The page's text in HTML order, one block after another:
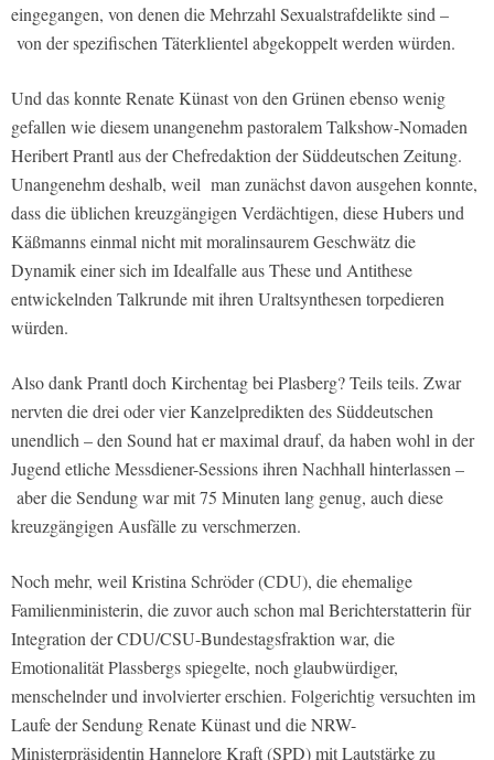
eingegangen, von denen die Mehrzahl Sexualstrafdelikte sind –
von der spezifischen Täterklientel abgekoppelt werden würden.
Und das konnte Renate Künast von den Grünen ebenso wenig
gefallen wie diesem unangenehm pastoralem Talkshow-Nomaden
Heribert Prantl aus der Chefredaktion der Süddeutschen Zeitung.
Unangenehm deshalb, weil man zunächst davon ausgehen konnte,
dass die üblichen kreuzgängigen Verdächtigen, diese Hubers und
Käßmanns einmal nicht mit moralinsaurem Geschwätz die
Dynamik einer sich im Idealfalle aus These und Antithese
entwickelnden Talkrunde mit ihren Uraltsynthesen torpedieren
würden.
Also dank Prantl doch Kirchentag bei Plasberg? Teils teils. Zwar
nervten die drei oder vier Kanzelpredikten des Süddeutschen
unendlich – den Sound hat er maximal drauf, da haben wohl in der
Jugend etliche Messdiener-Sessions ihren Nachhall hinterlassen –
aber die Sendung war mit 75 Minuten lang genug, auch diese
kreuzgängigen Ausfälle zu verschmerzen.
Noch mehr, weil Kristina Schröder (CDU), die ehemalige
Familienministerin, die zuvor auch schon mal Berichterstatterin für
Integration der CDU/CSU-Bundestagsfraktion war, die
Emotionalität Plassbergs spiegelte, noch glaubwürdiger,
menschelnder und involvierter erschien. Folgerichtig versuchten im
Laufe der Sendung Renate Künast und die NRW-
Ministerpräsidentin Hannelore Kraft (SPD) mit Lautstärke zu